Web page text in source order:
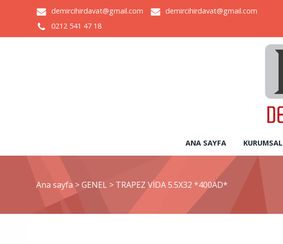
demircihirdavat@gmail.com
demircihirdavat@gmail.com
0212 541 47 18
ANA SAYFA KURUMSAL
Ana sayfa >GENEL > TRAPEZ VİDA 5.5X32 *400AD*